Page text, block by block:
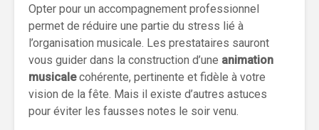
Opter pour un accompagnement professionnel
permet de réduire une partie du stress lié à
l’organisation musicale. Les prestataires sauront
vous guider dans la construction d’une animation
musicalecohérente, pertinente et fidèle à votre
vision de la fête. Mais il existe d’autres astuces
pour éviter les fausses notes le soir venu.